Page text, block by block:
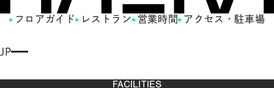
フロアガイド レストラン 営業時間 アクセス・駐車場
JP
FACILITIES